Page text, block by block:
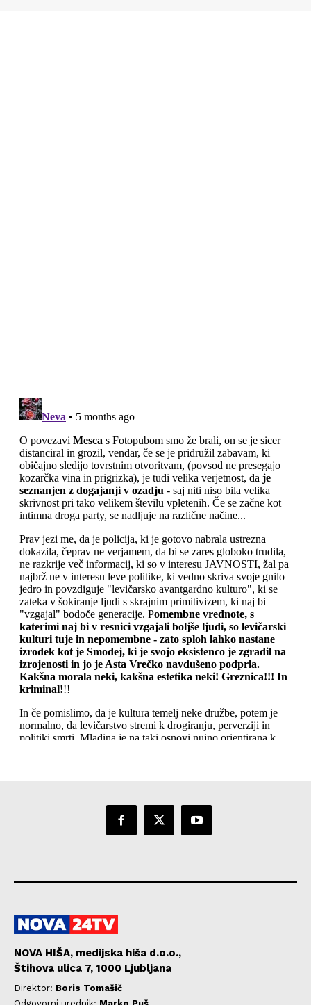
NOVA HIŠA, medijska hiša d.o.o.,
Štihova ulica 7, 1000 Ljubljana
Direktor: Boris Tomašič